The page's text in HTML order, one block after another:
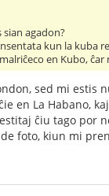
agadon?
kun la kuba
en Kubo,
sed mi estis
en La Habano,
ĉiu tago por
foto, kiun mi